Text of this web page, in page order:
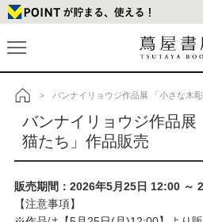
トップ
> バンナイリョウジ作品展 「小さな木
バンナイリョウジ作品展
猫たち」作品販売
販売期間：2026年5月25日 12:00 ～
【注意事項】